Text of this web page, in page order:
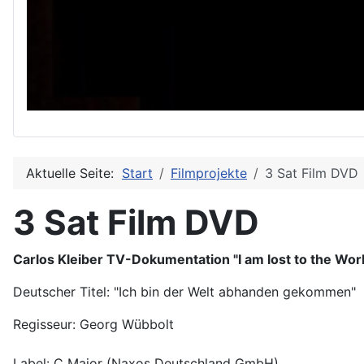
Aktuelle Seite: Start Filmprojekte 3 Sat Film DVD
3 Sat Film DVD
Carlos Kleiber TV-Dokumentation "I am lost to the
Deutscher Titel: "Ich bin der Welt abhanden gekommen"
Regisseur: Georg Wübbolt